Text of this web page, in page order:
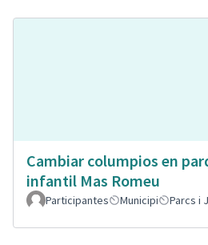
Cambiar columpios en
infantil Mas Romeu
Participantes Municipi Parcs i